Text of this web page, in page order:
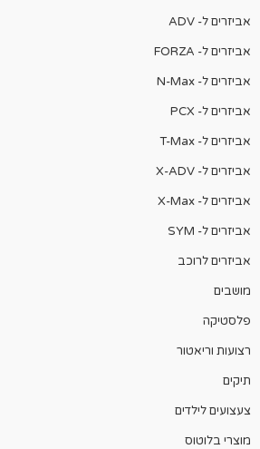
אביזרים ל- ADV
אביזרים ל- FORZA
אביזרים ל- N-Max
אביזרים ל- PCX
אביזרים ל- T-Max
אביזרים ל- X-ADV
אביזרים ל- X-Max
אביזרים ל- SYM
אביזרים לרוכב
מושבים
פלסטיקה
רצועות וריאטור
תיקים
צעצועים לילדים
מוצרי בלוטוס